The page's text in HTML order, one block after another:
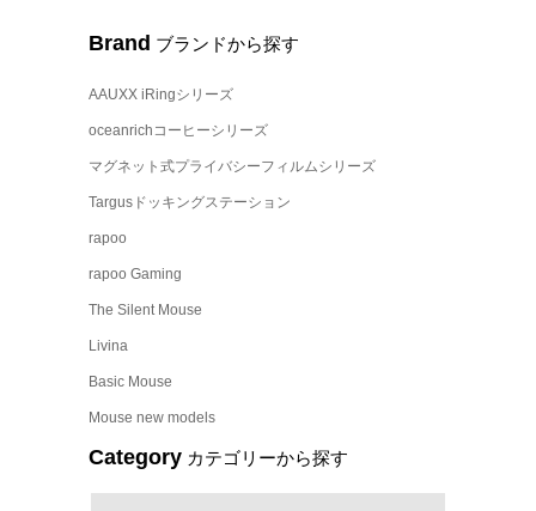
Brand ブランドから探す
AAUXX iRingシリーズ
oceanrichコーヒーシリーズ
マグネット式プライバシーフィルムシリーズ
Targusドッキングステーション
rapoo
rapoo Gaming
The Silent Mouse
Livina
Basic Mouse
Mouse new models
Category カテゴリーから探す